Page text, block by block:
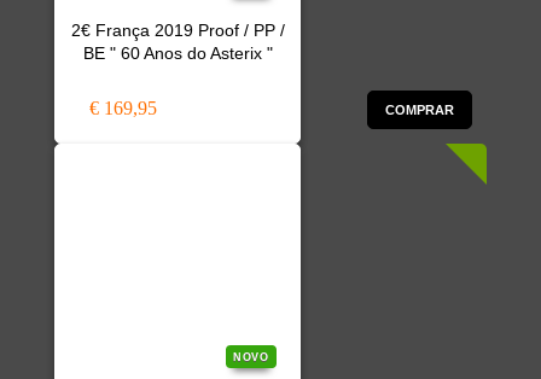
2€ França 2019 Proof / PP /
BE " 60 Anos do Asterix "
€ 169,95 COMPRAR
NOVO